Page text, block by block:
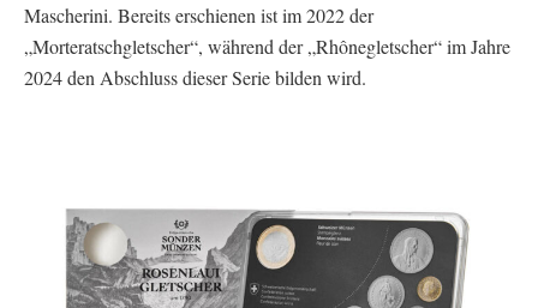
Mascherini. Bereits erschienen ist im 2022 der
„Morteratschgletscher“, während der „Rhônegletscher“ im Jahre
2024 den Abschluss dieser Serie bilden wird.